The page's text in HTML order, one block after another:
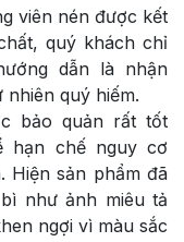
viên nén được kết
quý khách chỉ
dẫn là nhận
quý hiếm.
bảo quản rất tốt
hạn chế nguy cơ
Hiện sản phẩm đã
như ảnh miêu tả
ngợi vì màu sắc